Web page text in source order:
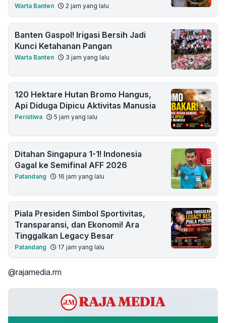
Warta Banten 2 jam yang lalu
Banten Gaspol! Irigasi Bersih Jadi
Kunci Ketahanan Pangan
Warta Banten 3 jam yang lalu
120 Hektare Hutan Bromo Hangus,
Api Diduga Dipicu Aktivitas Manusia
Peristiwa 5 jam yang lalu
Ditahan Singapura 1-1! Indonesia
Gagal ke Semifinal AFF 2026
Patandang 16 jam yang lalu
Piala Presiden Simbol Sportivitas,
Transparansi, dan Ekonomi! Ara
Tinggalkan Legacy Besar
Patandang 17 jam yang lalu
@rajamedia.rm